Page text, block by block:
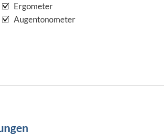
Ergometer
Augentonometer